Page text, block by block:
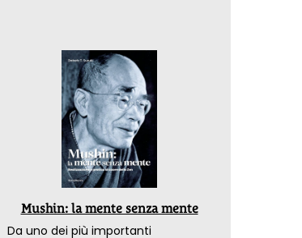
Mushin: la mente senza mente
Da uno dei più importanti